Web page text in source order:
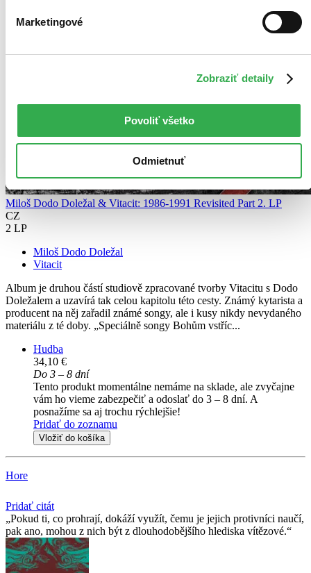
Marketingové
Zobraziť detaily
Povoliť všetko
Odmietnuť
Miloš Dodo Doležal & Vitacit: 1986-1991 Revisited Part 2. LP
CZ
2 LP
Miloš Dodo Doležal
Vitacit
Album je druhou částí studiově zpracované tvorby Vitacitu s Dodo
Doležalem a uzavírá tak celou kapitolu této cesty. Známý kytarista a
producent na něj zařadil známé songy, ale i kusy nikdy nevydaného
materiálu z té doby. „Speciálně songy Bohům vstříc...
Hudba
34,10 €
Do 3 – 8 dní
Tento produkt momentálne nemáme na sklade, ale zvyčajne
vám ho vieme zabezpečiť a odoslať do 3 – 8 dní. A
posnažíme sa aj trochu rýchlejšie!
Pridať do zoznamu
Vložiť do košíka
Hore
Pridať citát
Pokud ti, co prohrají, dokáží využít, čemu je jejich protivníci naučí,
pak ano, mohou z nich být z dlouhodobějšího hlediska vítězové.